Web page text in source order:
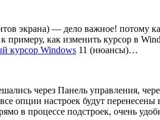
экрана) — дело важное! потому
примеру, как изменить курсор в
курсор Windows 11 (нюансы)…
через Панель управления,
все опции настроек будут
в процессе подстроек, очень